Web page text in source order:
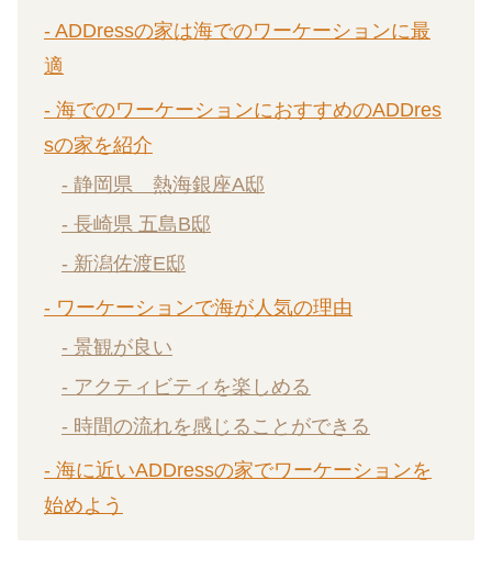
- ADDressの家は海でのワーケーションに最
適
- 海でのワーケーションにおすすめのADDres
sの家を紹介
- 静岡県 熱海銀座A邸
- ⻑崎県 五島B邸
- 新潟佐渡E邸
- ワーケーションで海が人気の理由
- 景観が良い
- アクティビティを楽しめる
- 時間の流れを感じることができる
- 海に近いADDressの家でワーケーションを
始めよう